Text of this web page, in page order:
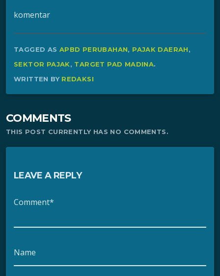
komentar
TAGGED AS APBD PERUBAHAN, PAJAK DAERAH,
SEKTOR PAJAK, TARGET PAD MADINA.
WRITTEN BY REDAKSI
COMMENTS
THIS POST CURRENTLY HAS NO COMMENTS.
LEAVE A REPLY
Comment*
Name